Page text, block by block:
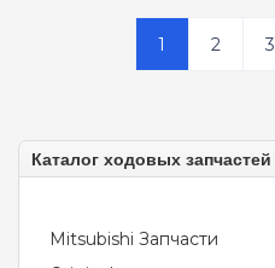
1 2 3
Каталог ходовых запчастей
Mitsubishi Запчасти